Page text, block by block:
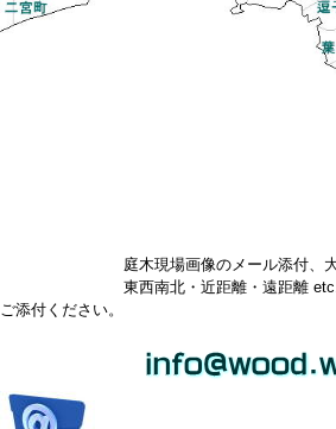
庭木現場画像のメール添付、
東西南北・近距離・遠距離 etc.. 10
ご添付ください。